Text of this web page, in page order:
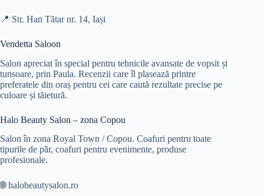
📍 Str. Han Tătar nr. 14, Iași
Vendetta Saloon
Salon apreciat în special pentru tehnicile avansate de vopsit și
tunsoare, prin Paula. Recenzii care îl plasează printre
preferatele din oraș pentru cei care caută rezultate precise pe
culoare și tăietură.
Halo Beauty Salon – zona Copou
Salon în zona Royal Town / Copou. Coafuri pentru toate
tipurile de păr, coafuri pentru evenimente, produse
profesionale.
🌐 halobeautysalon.ro